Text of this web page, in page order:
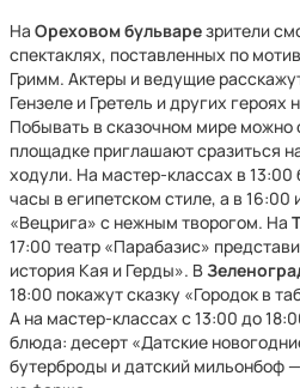
На Ореховом бульварезрители
спектаклях, поставленных по
Гримм. Актеры и ведущие
Гензеле и Гретель и других героях
Побывать в сказочном мире можно
площадке приглашают сразиться
ходули. На мастер-классах в
часы в египетском стиле, а в 16:00
«Вецрига» с нежным творогом. На
17:00 театр «Парабазис»
история Кая и Герды». В
18:00 покажут сказку «Городок в
А на мастер-классах с 13:00 до
блюда: десерт «Датские
бутерброды и датский мильонбоф